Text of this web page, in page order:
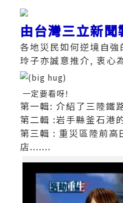
由台灣三立新
各地災民如何逆境自
玲子亦誠意推介, 衷心
一定要看呀!
第一輯: 介紹了三陸鐵
第二輯 :岩手縣釜石港
第三輯 : 重災區陸前
店.......